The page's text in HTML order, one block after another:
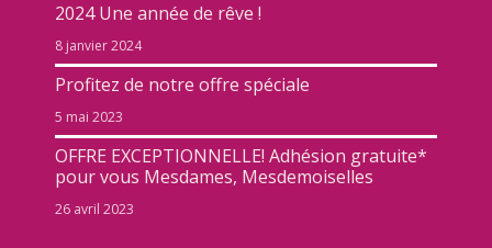
2024 Une année de rêve !
8 janvier 2024
Profitez de notre offre spéciale
5 mai 2023
OFFRE EXCEPTIONNELLE! Adhésion gratuite*
pour vous Mesdames, Mesdemoiselles
26 avril 2023